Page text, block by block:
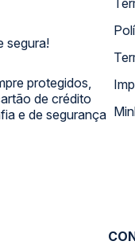
segura!
protegidos,
de crédito
e de segurança